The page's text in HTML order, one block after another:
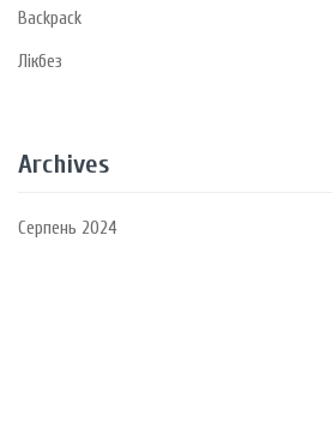
Backpack
Лікбез
Archives
Серпень 2024